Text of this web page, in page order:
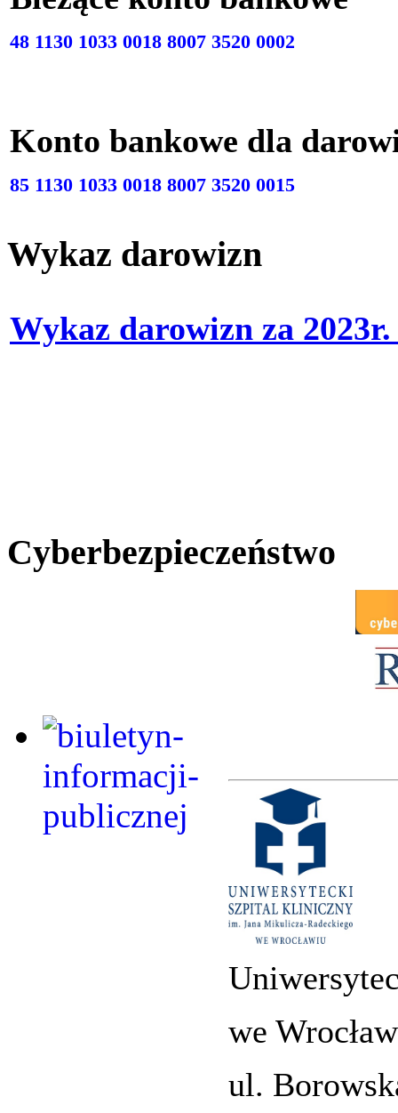
48 1130 1033 0018 8007 3520 0002
Konto bankowe dla
85 1130 1033 0018 8007 3520 0015
Wykaz darowizn
Wykaz darowizn za
Cyberbezpieczeństwo
we
ul.